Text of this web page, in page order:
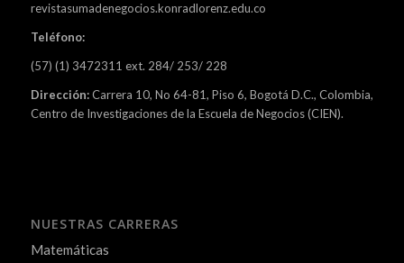
revistasumadenegocios.konradlorenz.edu.co
Teléfono:
(57) (1) 3472311 ext. 284/ 253/ 228
Dirección:Carrera 10, No 64-81, Piso 6, Bogotá D.C., Colombia,
Centro de Investigaciones de la Escuela de Negocios (CIEN).
NUESTRAS CARRERAS
Matemáticas